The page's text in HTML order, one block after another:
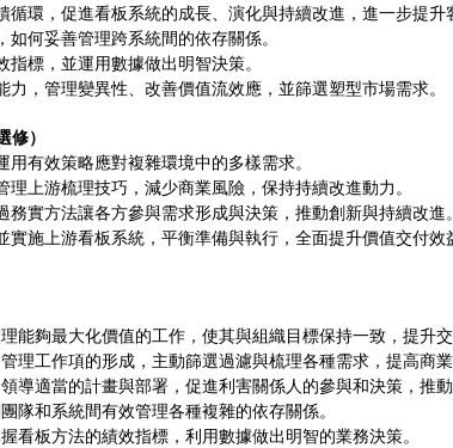
循環，促進看板系統的成長、演化與持續改進，進一步提升
何妥善管理跨系統間的依存關係。
標，並運用數據做出明智決策。
力，管理變異性、改善價值流效應，並篩選塑型市場需求。
）
用有效策略應對複雜環境中的多樣需求。
理上游梳理技巧，減少商業風險，保持持續改進動力。
務實方法讓各方參與需求形成與決策，推動創新與持續改進。
實施上游看板系統，平衡準備與執行，全面提升價值交付效
理能夠最大化價值的工作，使其與組織目標保持一致，提升交
理工作項的形成，主動篩選過濾與梳理各種需求，提高商業
領導適當的計畫與部署，促進利害關係人的參與和決策，推動
團隊和系統間有效管理各種複雜的依存關係。
握看板方法的績效指標，利用數據做出明智的業務決策。